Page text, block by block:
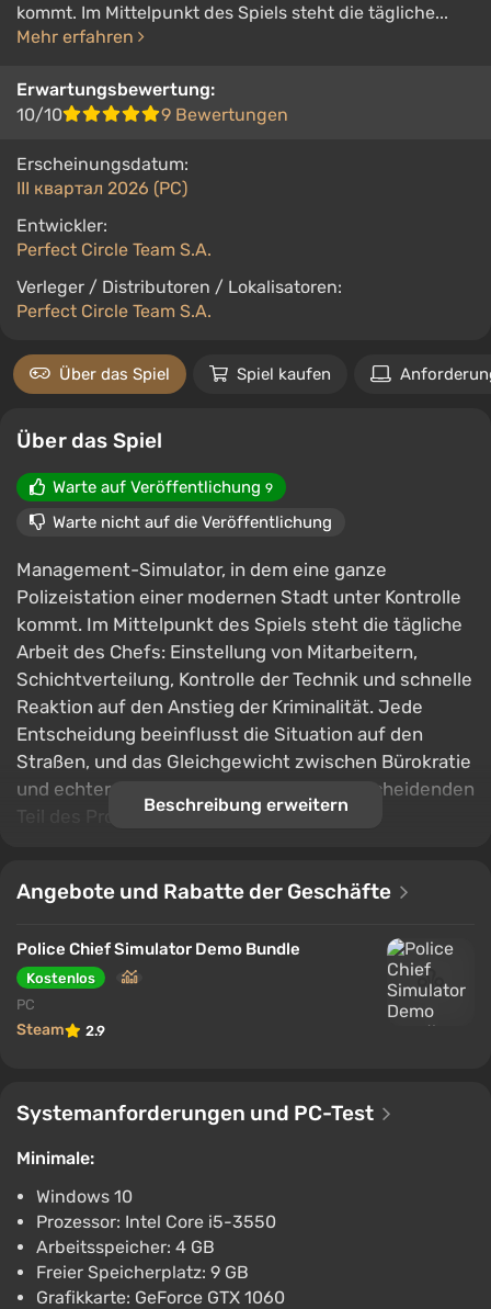
kommt. Im Mittelpunkt des Spiels steht die tägliche...
Mehr erfahren
Erwartungsbewertung:
10/10
9 Bewertungen
Erscheinungsdatum:
III квартал 2026 (PC)
Entwickler:
Perfect Circle Team S.A.
Verleger / Distributoren / Lokalisatoren:
Perfect Circle Team S.A.
Über das Spiel Spiel kaufen
Über das Spiel
Warte auf Veröffentlichung 9
Warte nicht auf die Veröffentlichung
Management-Simulator, in dem eine ganze
Polizeistation einer modernen Stadt unter Kontrolle
kommt. Im Mittelpunkt des Spiels steht die tägliche
Arbeit des Chefs: Einstellung von Mitarbeitern,
Schichtverteilung, Kontrolle der Technik und schnelle
Reaktion auf den Anstieg der Kriminalität. Jede
Entscheidung beeinflusst die Situation auf den
Straßen, und das Gleichgewicht zwischen Bürokratie
und echter Sicherheit wird zu einem entscheidenden
Teil des Prozesses.
Beschreibung erweitern
Angebote und Rabatte der Geschäfte
Police Chief Simulator Demo Bundle
Kostenlos
PC
Steam 2.9
Systemanforderungen und PC-Test
Minimale:
Windows 10
Prozessor: Intel Core i5-3550
Arbeitsspeicher: 4 GB
Freier Speicherplatz: 9 GB
Grafikkarte: GeForce GTX 1060